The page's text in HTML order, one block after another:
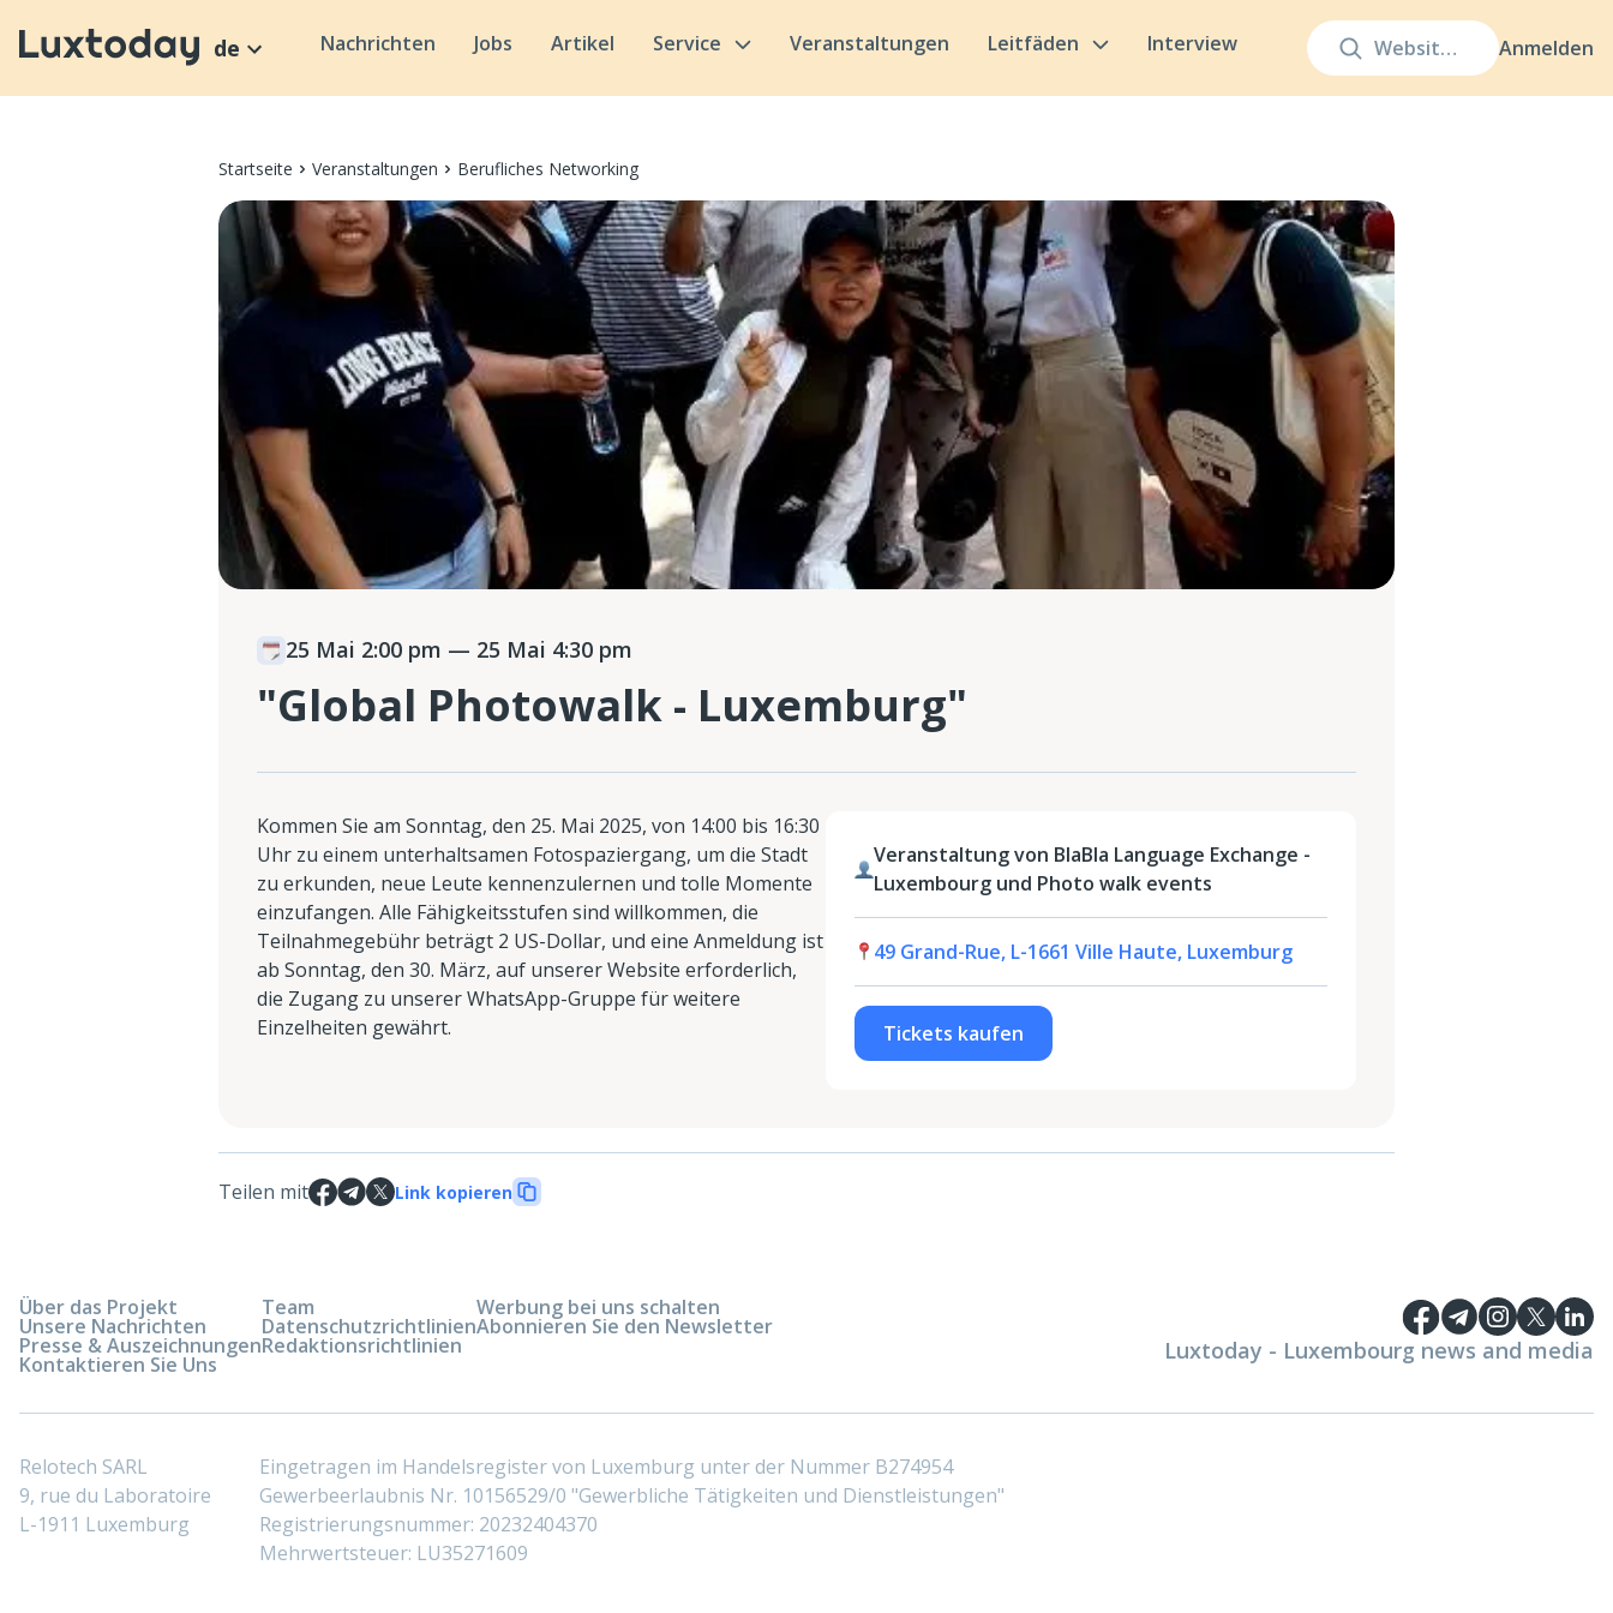
Anmelden
de Nachrichten Jobs Artikel Service Veranstaltungen Leitfäden Interview
Startseite Veranstaltungen Berufliches Networking
25 Mai 2:00 pm — 25 Mai 4:30 pm
"Global Photowalk - Luxemburg"
Kommen Sie am Sonntag, den 25. Mai 2025, von 14:00 bis 16:30
Uhr zu einem unterhaltsamen Fotospaziergang, um die Stadt
zu erkunden, neue Leute kennenzulernen und tolle Momente
einzufangen. Alle Fähigkeitsstufen sind willkommen, die
Teilnahmegebühr beträgt 2 US-Dollar, und eine Anmeldung ist
ab Sonntag, den 30. März, auf unserer Website erforderlich,
die Zugang zu unserer WhatsApp-Gruppe für weitere
Einzelheiten gewährt.
Veranstaltung von BlaBla Language Exchange -
Luxembourg und Photo walk events
49 Grand-Rue, L-1661 Ville Haute, Luxemburg
Tickets kaufen
Teilen mit Link kopieren
Über das Projekt
Unsere Nachrichten
Presse & Auszeichnungen
Kontaktieren Sie Uns
Team
Datenschutzrichtlinien
Redaktionsrichtlinien
Werbung bei uns schalten
Abonnieren Sie den Newsletter
Luxtoday - Luxembourg news and media
Relotech SARL
9, rue du Laboratoire
L-1911 Luxemburg
Eingetragen im Handelsregister von Luxemburg unter der Nummer B274954
Gewerbeerlaubnis Nr. 10156529/0 "Gewerbliche Tätigkeiten und Dienstleistungen"
Registrierungsnummer: 20232404370
Mehrwertsteuer: LU35271609